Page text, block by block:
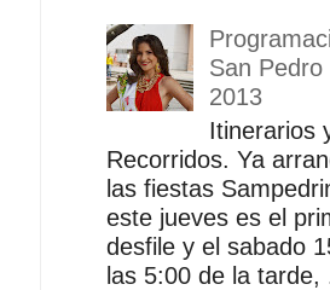
San Pedro
2013
Itinerarios
Recorridos. Ya
las fiestas
este jueves es el
desfile y el sabado
las 5:00 de la tarde,